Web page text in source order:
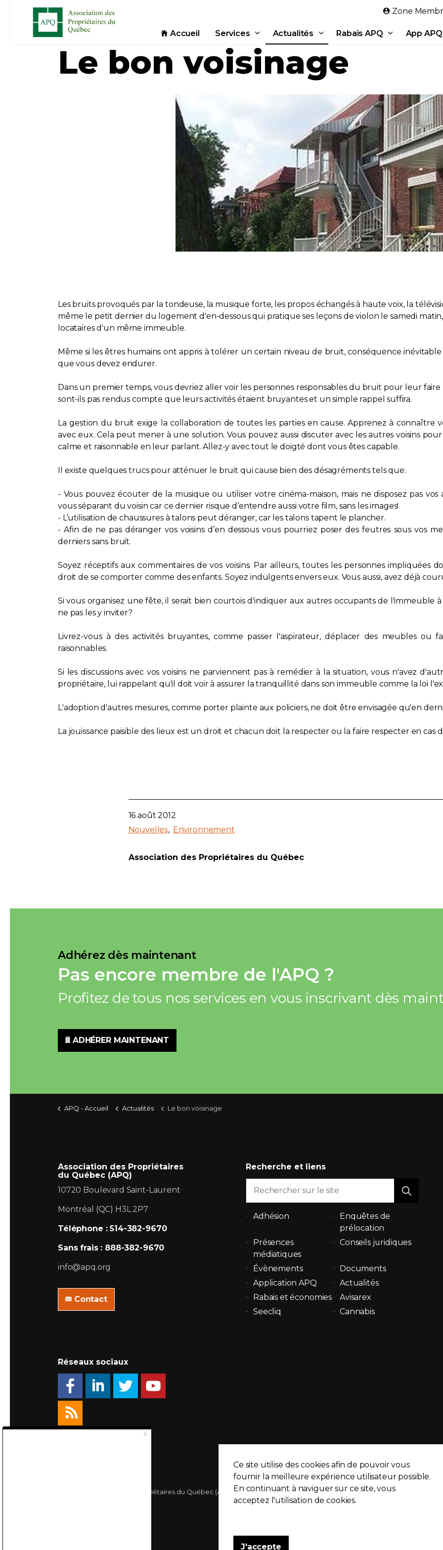
Accueil Services Actualités Rabais APQ App APQ
Zone
Le bon voisinage
Les bruits provoqués par la tondeuse, la musique forte, les propos échangés à haute voix, la
même le petit dernier du logement d'en-dessous qui pratique ses leçons de violon le samedi
locataires d'un même immeuble.
Même si les êtres humains ont appris à tolérer un certain niveau de bruit, conséquence
que vous devez endurer.
Dans un premier temps, vous devriez aller voir les personnes responsables du bruit pour leur
sont-ils pas rendus compte que leurs activités étaient bruyantes et un simple rappel suffira.
La gestion du bruit exige la collaboration de toutes les parties en cause. Apprenez à connaître
avec eux. Cela peut mener à une solution. Vous pouvez aussi discuter avec les autres voisins
calme et raisonnable en leur parlant. Allez-y avec tout le doigté dont vous êtes capable.
Il existe quelques trucs pour atténuer le bruit qui cause bien des désagréments tels que:
- Vous pouvez écouter de la musique ou utiliser votre cinéma-maison, mais ne disposez pas
vous séparant du voisin car ce dernier risque d’entendre aussi votre film, sans les images!
- L’utilisation de chaussures à talons peut déranger, car les talons tapent le plancher.
- Afin de ne pas déranger vos voisins d’en dessous vous pourriez poser des feutres sous vos
derniers sans bruit.
Soyez réceptifs aux commentaires de vos voisins. Par ailleurs, toutes les personnes impliquées
droit de se comporter comme des enfants. Soyez indulgents envers eux. Vous aussi, avez déjà
Si vous organisez une fête, il serait bien courtois d'indiquer aux autres occupants de l'immeuble
ne pas les y inviter?
Livrez-vous à des activités bruyantes, comme passer l'aspirateur, déplacer des meubles ou
raisonnables.
Si les discussions avec vos voisins ne parviennent pas à remédier à la situation, vous n'avez
propriétaire, lui rappelant qu'il doit voir à assurer la tranquillité dans son immeuble comme la loi
L'adoption d'autres mesures, comme porter plainte aux policiers, ne doit être envisagée qu'en
La jouissance paisible des lieux est un droit et chacun doit la respecter ou la faire respecter en cas
16 août 2012
Nouvelles
Environnement
Association des Propriétaires du Québec
Adhérez dès maintenant
Pas encore membre de l'APQ ?
Profitez de tous nos services en vous inscrivant dès
ADHÉRER MAINTENANT
APQ - Accueil Actualités Le bon voisinage
Association des Propriétaires
du Québec (APQ)
10720 Boulevard Saint-Laurent
Montréal (QC) H3L 2P7
Téléphone : 514-382-9670
Sans frais : 888-382-9670
info@apq.org
Contact
Recherche et liens
Adhésion
Enquêtes de
prélocation
Présences
médiatiques
Conseils juridiques
Évènements
Documents
Application APQ
Actualités
Rabais et économies
Avisarex
Seecliq
Cannabis
Réseaux sociaux
© 2026 Association des Propriétaires du Québec (APQ) Politique de confidentialité Plan du site
Ce site utilise des cookies afin de pouvoir vous
fournir la meilleure expérience utilisateur possible.
En continuant à naviguer sur ce site, vous
acceptez l'utilisation de cookies.
J'accepte